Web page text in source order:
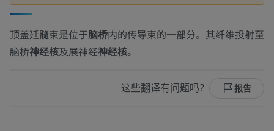
顶盖延髓束是位于脑桥内的传导束的一部分。其纤维投射至
脑桥神经核及展神经神经核。
这些翻译有问题吗？ 报告